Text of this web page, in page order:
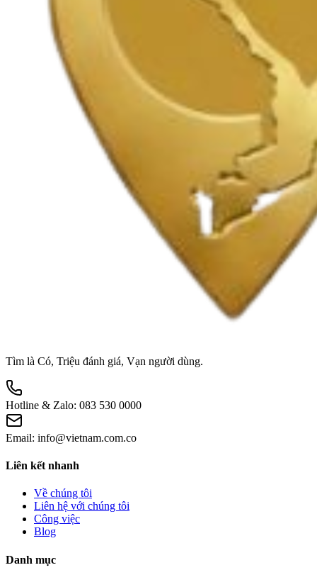
Tìm là Có, Triệu đánh giá, Vạn người dùng.
Hotline & Zalo: 083 530 0000
Email: info@vietnam.com.co
Liên kết nhanh
Về chúng tôi
Liên hệ với chúng tôi
Công việc
Blog
Danh mục